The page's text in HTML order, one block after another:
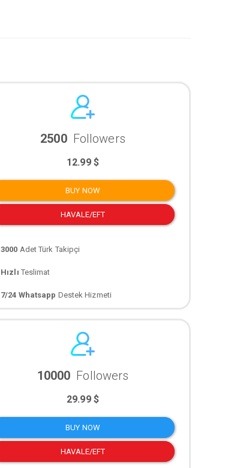
2500 Followers
12.99 $
BUY NOW
HAVALE/EFT
3000 Adet Türk Takipçi
Hızlı Teslimat
7/24 Whatsapp Destek Hizmeti
10000 Followers
29.99 $
BUY NOW
HAVALE/EFT